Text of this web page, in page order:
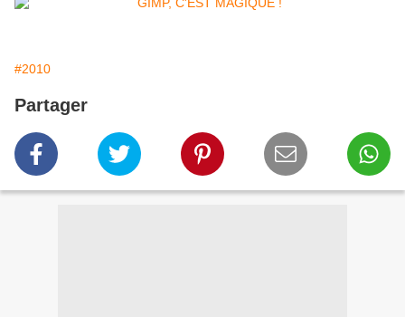
#2010
Partager